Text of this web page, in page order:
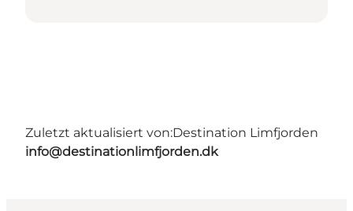
Zuletzt aktualisiert von:Destination Limfjorden
info@destinationlimfjorden.dk